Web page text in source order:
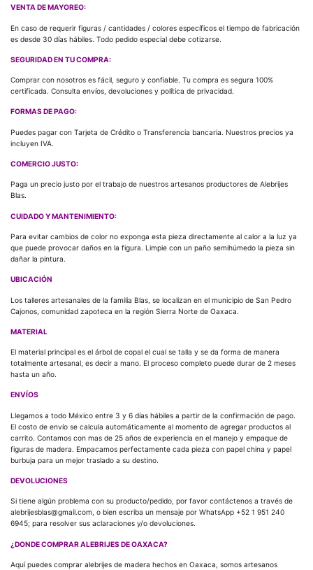
VENTA DE MAYOREO:
En caso de requerir figuras / cantidades / colores específicos el tiempo de fabricación
es desde 30 días hábiles. Todo pedido especial debe cotizarse.
SEGURIDAD EN TU COMPRA:
Comprar con nosotros es fácil, seguro y confiable. Tu compra es segura 100%
certificada. Consulta envíos, devoluciones y política de privacidad.
FORMAS DE PAGO:
Puedes pagar con Tarjeta de Crédito o Transferencia bancaria. Nuestros precios ya
incluyen IVA.
COMERCIO JUSTO:
Paga un precio justo por el trabajo de nuestros artesanos productores de Alebrijes
Blas.
CUIDADO Y MANTENIMIENTO:
Para evitar cambios de color no exponga esta pieza directamente al calor a la luz ya
que puede provocar daños en la figura. Limpie con un paño semihúmedo la pieza sin
dañar la pintura.
UBICACIÓN
Los talleres artesanales de la familia Blas, se localizan en el municipio de San Pedro
Cajonos, comunidad zapoteca en la región Sierra Norte de Oaxaca.
MATERIAL
El material principal es el árbol de copal el cual se talla y se da forma de manera
totalmente artesanal, es decir a mano. El proceso completo puede durar de 2 meses
hasta un año.
ENVÍOS
Llegamos a todo México entre 3 y 6 días hábiles a partir de la confirmación de pago.
El costo de envío se calcula automáticamente al momento de agregar productos al
carrito. Contamos con mas de 25 años de experiencia en el manejo y empaque de
figuras de madera. Empacamos perfectamente cada pieza con papel china y papel
burbuja para un mejor traslado a su destino.
DEVOLUCIONES
Si tiene algún problema con su producto/pedido, por favor contáctenos a través de
alebrijesblas@gmail.com, o bien escriba un mensaje por WhatsApp +52 1 951 240
6945; para resolver sus aclaraciones y/o devoluciones.
¿DONDE COMPRAR ALEBRIJES DE OAXACA?
Aquí puedes comprar alebrijes de madera hechos en Oaxaca, somos artesanos